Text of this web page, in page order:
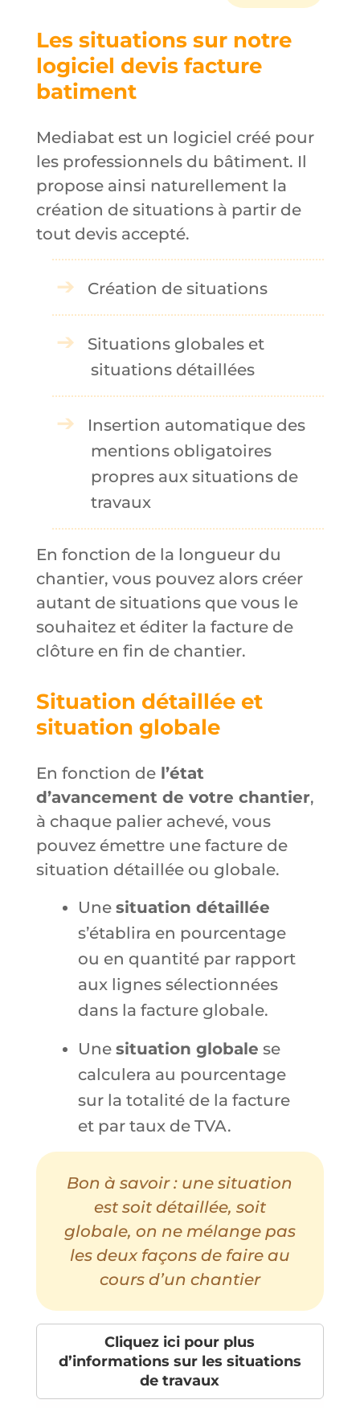
Les situations sur notre
logiciel devis facture
batiment
Mediabat est un logiciel créé pour
les professionnels du bâtiment. Il
propose ainsi naturellement la
création de situations à partir de
tout devis accepté.
Création de situations
Situations globales et
situations détaillées
Insertion automatique des
mentions obligatoires
propres aux situations de
travaux
En fonction de la longueur du
chantier, vous pouvez alors créer
autant de situations que vous le
souhaitez et éditer la facture de
clôture en fin de chantier.
Situation détaillée et
situation globale
En fonction del’état
d’avancement de votre chantier,
à chaque palier achevé, vous
pouvez émettre une facture de
situation détaillée ou globale.
Une situation détaillée
s’établira en pourcentage
ou en quantité par rapport
aux lignes sélectionnées
dans la facture globale.
Une situation globale se
calculera au pourcentage
sur la totalité de la facture
et par taux de TVA.
Bon à savoir : une situation
est soit détaillée, soit
globale, on ne mélange pas
les deux façons de faire au
cours d’un chantier
Cliquez ici pour plus
d’informations sur les situations
de travaux